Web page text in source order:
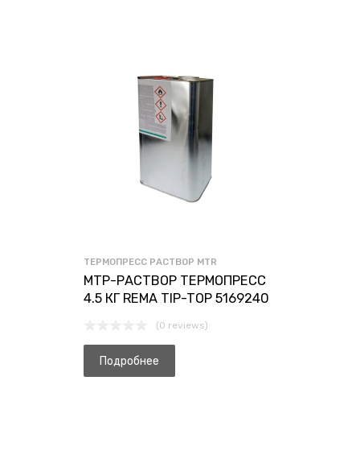
ТЕРМОПРЕСС РАСТВОР MTR
МТР-РАСТВОР ТЕРМОПРЕСС
4.5 КГ REMA TIP-TOP 5169240
(0 reviews)
Подробнее